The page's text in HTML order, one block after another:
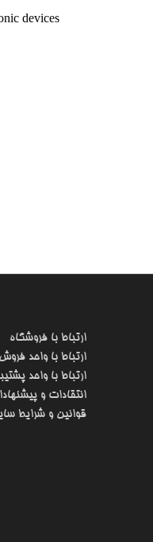
devices
ارتباط با فروشگاه
ارتباط با واحد فروش
ارتباط با واحد
انتقادات و
قوانین و شرایط